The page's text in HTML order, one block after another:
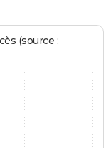
(source :